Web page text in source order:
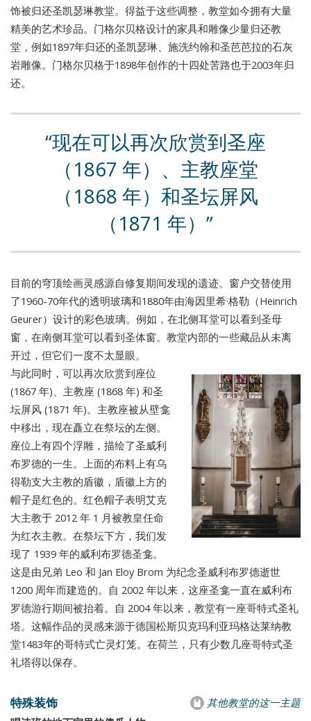
饰被归还圣凯瑟琳教堂。得益于这些调整，教堂如今拥有大量
精美的艺术珍品。门格尔贝格设计的家具和雕像少量归还教
堂，例如1897年归还的圣凯瑟琳、施洗约翰和圣芭芭拉的石灰
岩雕像。门格尔贝格于1898年创作的十四处苦路也于2003年归
还。
现在可以再次欣赏到圣座
（1867 年）、主教座堂
（1868 年）和圣坛屏风
（1871 年）
目前的穹顶绘画灵感源自修复期间发现的遗迹。窗户交替使用
了1960-70年代的透明玻璃和1880年由海因里希·格勒（Heinrich
Geurer）设计的彩色玻璃。例如，在北侧耳堂可以看到圣母
窗，在南侧耳堂可以看到圣体窗。教堂内部的一些藏品从未离
开过，但它们一度不太显眼。
与此同时，可以再次欣赏到座位
(1867 年)、主教座 (1868 年) 和圣
坛屏风 (1871 年)。主教座被从壁龛
中移出，现在矗立在祭坛的左侧。
座位上有四个浮雕，描绘了圣威利
布罗德的一生。上面的布料上有乌
得勒支大主教的盾徽，盾徽上方的
帽子是红色的。红色帽子表明艾克
大主教于 2012 年 1 月被教皇任命
为红衣主教。在祭坛下方，我们发
现了 1939 年的威利布罗德圣龛。
这是由兄弟 Leo 和 Jan Eloy Brom 为纪念圣威利布罗德逝世
1200 周年而建造的。自 2002 年以来，这座圣龛一直在威利布
罗德游行期间被抬着。自 2004 年以来，教堂有一座哥特式圣礼
塔。这幅作品的灵感来源于德国松斯贝克玛利亚玛格达莱纳教
堂1483年的哥特式亡灵灯笼。在荷兰，只有少数几座哥特式圣
礼塔得以保存。
其他教堂的这一主题
特殊装饰